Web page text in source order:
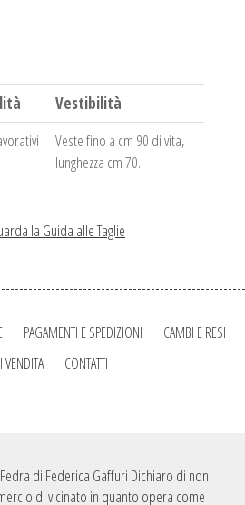
Vestibilità
Veste fino a cm 90 di vita,
lunghezza cm 70.
la Guida alle Taglie
PAGAMENTI E SPEDIZIONI
CAMBI E RESI
VENDITA
CONTATTI
di Federica Gaffuri Dichiaro di non
di vicinato in quanto opera come